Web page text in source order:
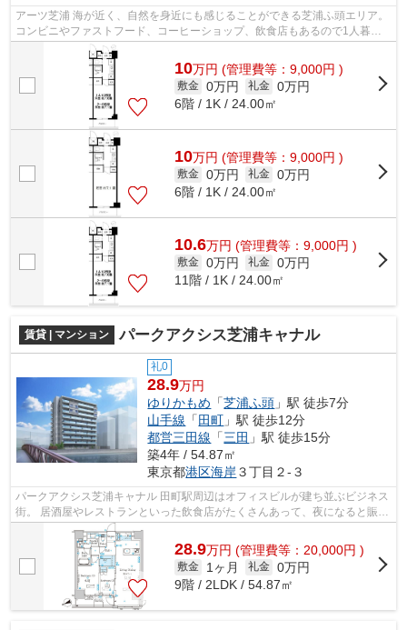
アーツ芝浦 海が近く、自然を身近にも感じることができる芝浦ふ頭エリア。
コンビニやファストフード、コーヒーショップ、飲食店もあるので1人暮ら
10万円 (管理費等：9,000円 )
敷金 0万円 礼金 0万円
6階 / 1K / 24.00㎡
10万円 (管理費等：9,000円 )
敷金 0万円 礼金 0万円
6階 / 1K / 24.00㎡
10.6万円 (管理費等：9,000円 )
敷金 0万円 礼金 0万円
11階 / 1K / 24.00㎡
賃貸 | マンション パークアクシス芝浦キャナル
礼0
28.9万円
ゆりかもめ 「芝浦ふ頭 」駅 徒歩7分
山手線 「 田町 」駅 徒歩12分
都営三田線 「三田 」駅 徒歩15分
築4年 / 54.87㎡
東京都港区海岸３丁目２-３
パークアクシス芝浦キャナル 田町駅周辺はオフィスビルが建ち並ぶビジネス
街。 居酒屋やレストランといった飲食店がたくさんあって、夜になると賑や
かな雰囲気です。 田町駅東口側は...
28.9万円 (管理費等：20,000円 )
敷金 1ヶ月 礼金 0万円
9階 / 2LDK / 54.87㎡